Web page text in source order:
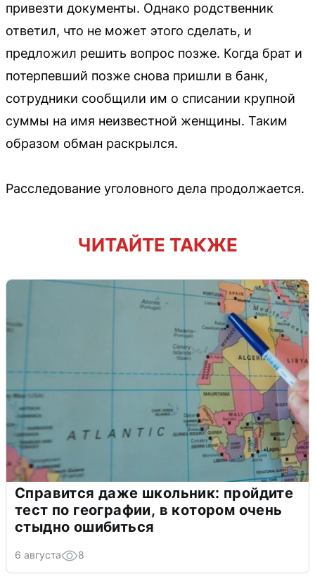
привезти документы. Однако родственник
ответил, что не может этого сделать, и
предложил решить вопрос позже. Когда брат и
потерпевший позже снова пришли в банк,
сотрудники сообщили им о списании крупной
суммы на имя неизвестной женщины. Таким
образом обман раскрылся.
Расследование уголовного дела продолжается.
ЧИТАЙТЕ ТАКЖЕ
Справится даже школьник: пройдите
тест по географии, в котором очень
стыдно ошибиться
6 августа 8